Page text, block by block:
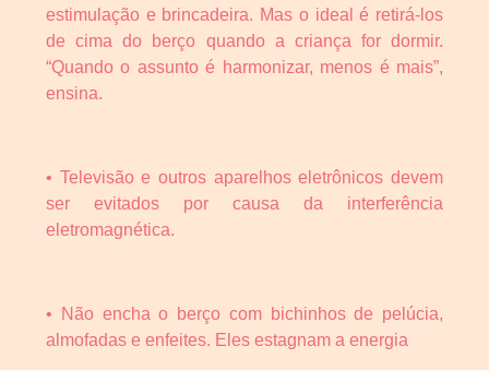
estimulação e brincadeira. Mas o ideal é retirá-los
de cima do berço quando a criança for dormir.
“Quando o assunto é harmonizar, menos é mais”,
ensina.
• Televisão e outros aparelhos eletrônicos devem
ser evitados por causa da interferência
eletromagnética.
• Não encha o berço com bichinhos de pelúcia,
almofadas e enfeites. Eles estagnam a energia